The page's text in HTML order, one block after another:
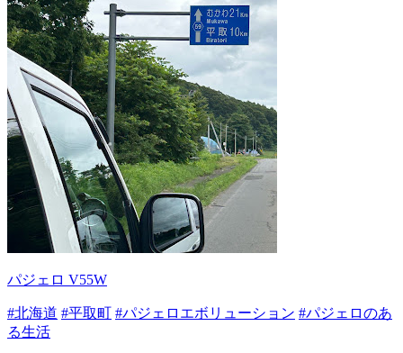
パジェロ V55W
#北海道 #平取町 #パジェロエボリューション #パジェロのあ
る生活